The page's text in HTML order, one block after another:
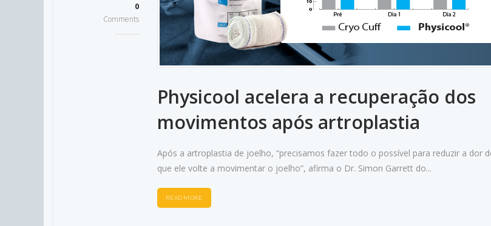
0
Comments
Physicool acelera a recuperação dos
movimentos após artroplastia
Após a artroplastia de joelho, “precisamos fazer todo o possível para reduzir a dor
que ele volte a movimentar o joelho”, afirma o Dr. Simon Garrett do...
READ MORE